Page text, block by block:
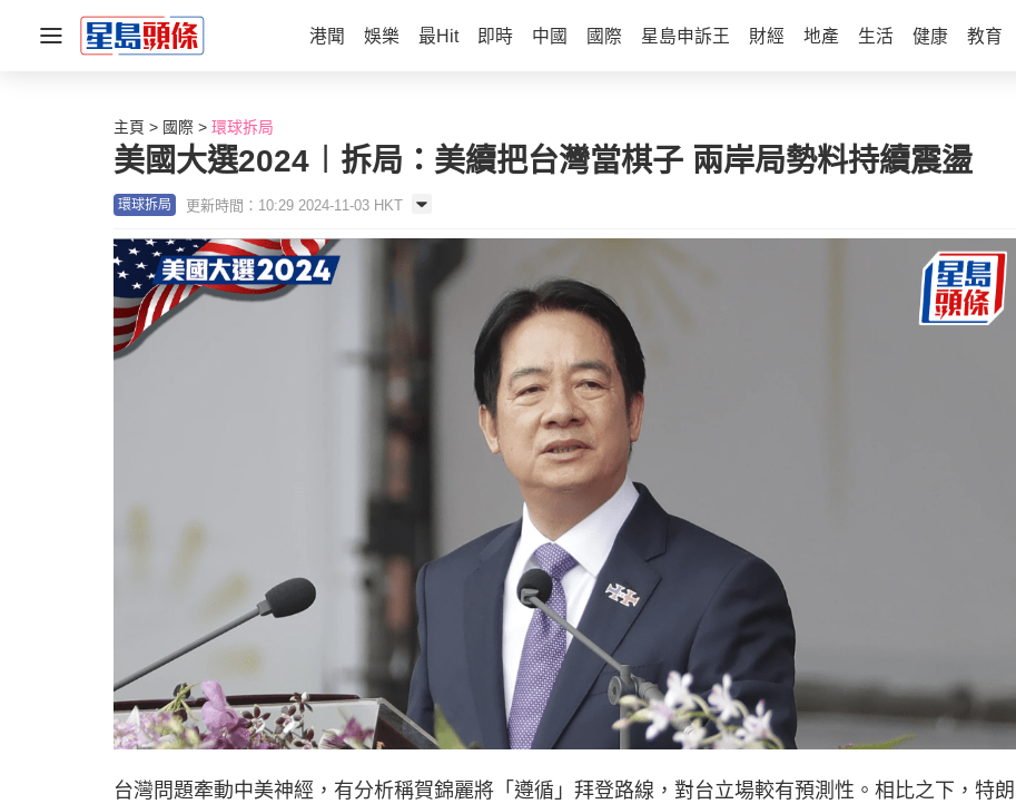
港聞 娛樂 最Hit 即時 中國 國際 星島申訴王 財經 地產 生活 健康 教育
主頁 國際 環球拆局
美國大選2024︱拆局：美續把台灣當棋子 兩岸局勢料持續震盪
環球拆局 更新時間：10:29 2024-11-03 HKT
台灣問題牽動中美神經，有分析稱賀錦麗將「遵循」拜登路線，對台立場較有預測性。相比之下，特朗